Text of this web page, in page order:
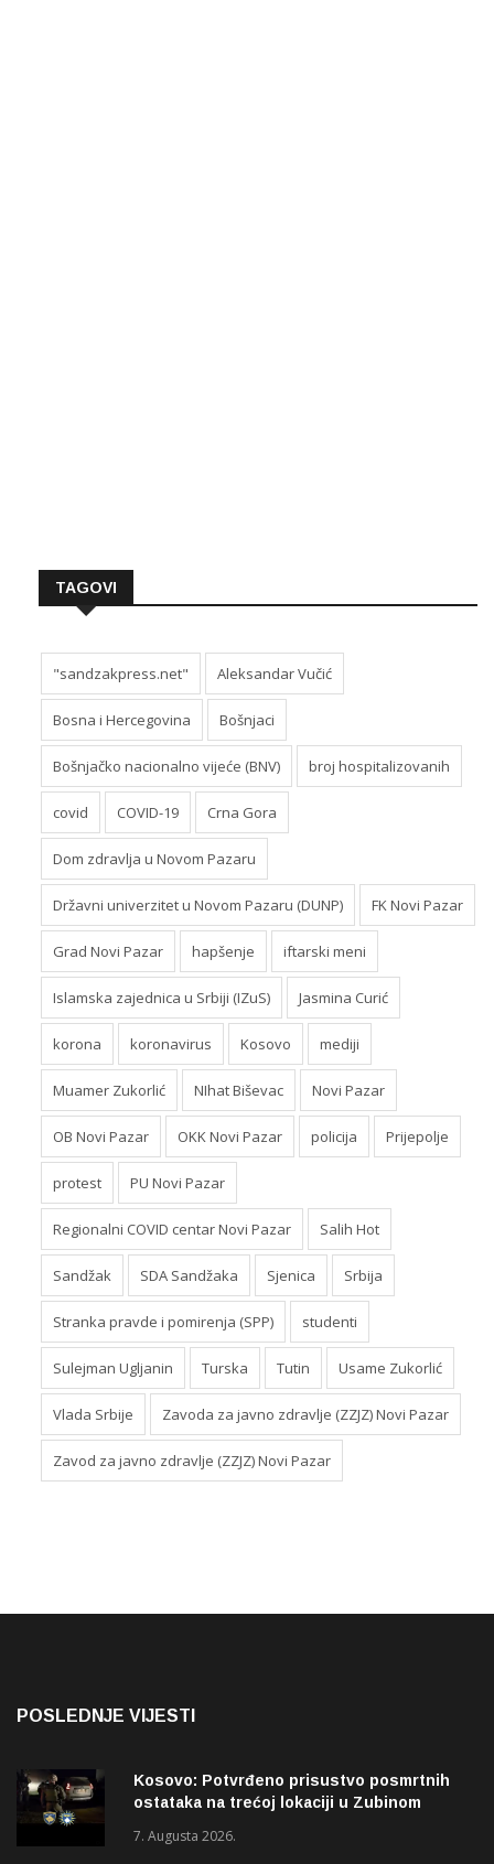
TAGOVI
"sandzakpress.net" Aleksandar Vučić
Bosna i Hercegovina Bošnjaci
Bošnjačko nacionalno vijeće (BNV) broj hospitalizovanih
covid COVID-19 Crna Gora
Dom zdravlja u Novom Pazaru
Državni univerzitet u Novom Pazaru (DUNP) FK Novi Pazar
Grad Novi Pazar hapšenje iftarski meni
Islamska zajednica u Srbiji (IZuS) Jasmina Curić
korona koronavirus Kosovo mediji
Muamer Zukorlić NIhat Biševac Novi Pazar
OB Novi Pazar OKK Novi Pazar policija Prijepolje
protest PU Novi Pazar
Regionalni COVID centar Novi Pazar Salih Hot
Sandžak SDA Sandžaka Sjenica Srbija
Stranka pravde i pomirenja (SPP) studenti
Sulejman Ugljanin Turska Tutin Usame Zukorlić
Vlada Srbije Zavoda za javno zdravlje (ZZJZ) Novi Pazar
Zavod za javno zdravlje (ZZJZ) Novi Pazar
POSLEDNJE VIJESTI
Kosovo: Potvrđeno prisustvo posmrtnih
ostataka na trećoj lokaciji u Zubinom
7. Augusta 2026.